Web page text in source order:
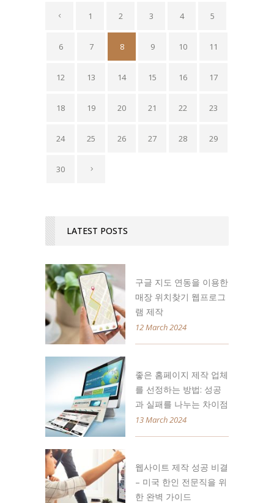
1 2 3 4 5
6 7 8 9 10 11
12 13 14 15 16 17
18 19 20 21 22 23
24 25 26 27 28 29
30
LATEST POSTS
구글 지도 연동을 이용한
매장 위치찾기 웹프로그
램 제작
12 March 2024
좋은 홈페이지 제작 업체
를 선정하는 방법: 성공
과 실패를 나누는 차이점
13 March 2024
웹사이트 제작 성공 비결
– 미국 한인 전문직을 위
한 완벽 가이드